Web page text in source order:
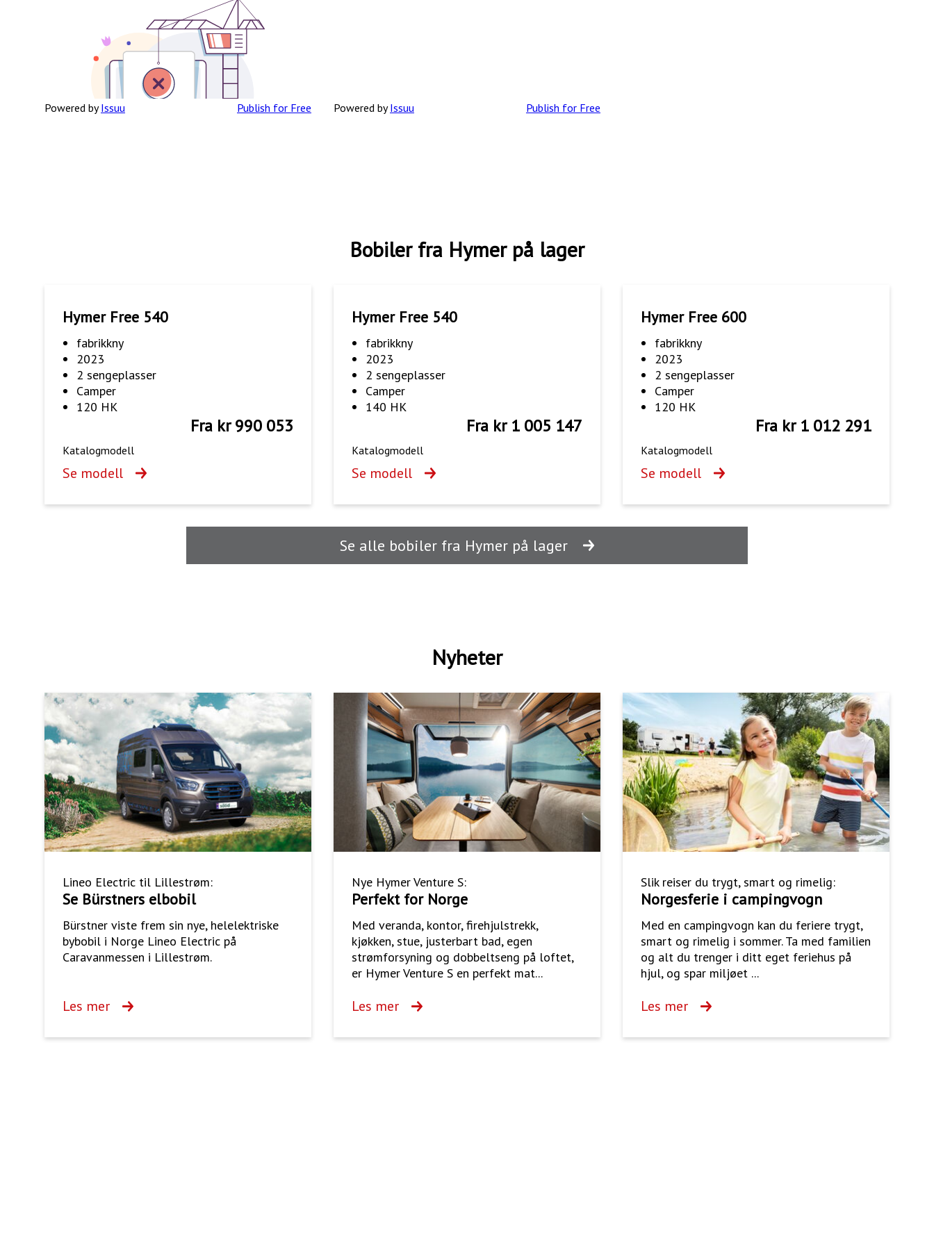
Powered byIssuu Publish for Free Powered byIssuu Publish for Free
Bobiler fra Hymer på lager
Hymer Free 540
fabrikkny
2023
2 sengeplasser
Camper
120 HK
Fra kr 990 053
Katalogmodell
Se modell
Hymer Free 540
fabrikkny
2023
2 sengeplasser
Camper
140 HK
Fra kr 1 005 147
Katalogmodell
Se modell
Hymer Free 600
fabrikkny
2023
2 sengeplasser
Camper
120 HK
Fra kr 1 012 291
Katalogmodell
Se modell
Se alle bobiler fra Hymer på lager
Nyheter
Lineo Electric til Lillestrøm:
Se Bürstners elbobil
Bürstner viste frem sin nye, helelektriske
bybobil i Norge Lineo Electric på
Caravanmessen i Lillestrøm.
Les mer
Nye Hymer Venture S:
Perfekt for Norge
Med veranda, kontor, firehjulstrekk,
kjøkken, stue, justerbart bad, egen
strømforsyning og dobbeltseng på loftet,
er Hymer Venture S en perfekt mat...
Les mer
Slik reiser du trygt, smart og rimelig:
Norgesferie i campingvogn
Med en campingvogn kan du feriere trygt,
smart og rimelig i sommer. Ta med familien
og alt du trenger i ditt eget feriehus på
hjul, og spar miljøet ...
Les mer